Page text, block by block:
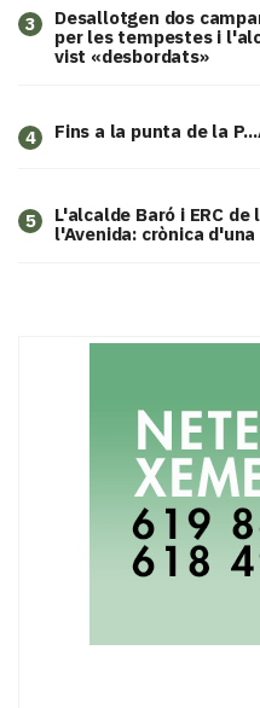
3
​Desallotgen dos
per les tempestes i
vist «desbordats»
4 Fins a la punta de la
5
L'alcalde Baró i ERC
l'Avenida: crònica